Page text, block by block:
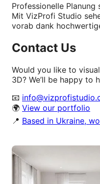
Professionelle
Mit VizProfi Studio
vorab dank
Contact Us
Would you like to
3D? We’ll be happy to
📧
🌍 View our portfolio
📍 Based in Ukraine,